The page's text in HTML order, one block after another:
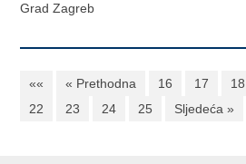
Grad Zagreb
«« « Prethodna 16 17 18
22
23 24 25 Sljedeća »